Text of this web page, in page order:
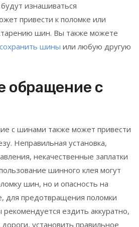
изнашиваться
привести к поломке или
шин. Вы также можете
шины или любую другую
обращение с
с шинами также может привести
Неправильная установка,
некачественные заплатки
шинного клея могут
шин, но и опасность на
для предотвращения поломки
ездить аккуратно,
установить правильное